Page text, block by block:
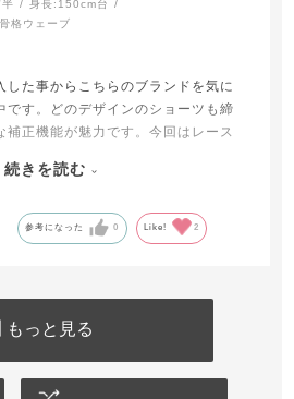
身長: 150cm台
骨格ウェーブ
した事からこちらのブランドを気に
です。どのデザインのショーツも締
補正機能が魅力です。今回はレース
でチェックしたら、脚の付け根とお
持ってはく事ができました。
続きを読む
参考になった 0 Like! 2
もっと見る